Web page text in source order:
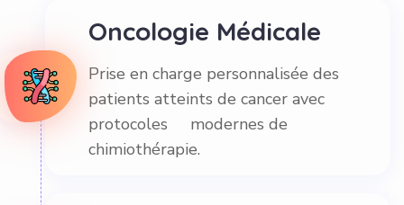
Oncologie Médicale
Prise en charge personnalisée des
patients atteints de cancer avec
protocoles modernes de
chimiothérapie.